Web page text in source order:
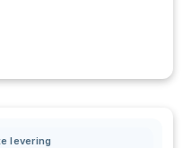
levering